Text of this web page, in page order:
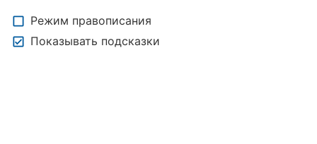
Режим правописания
Показывать подсказки